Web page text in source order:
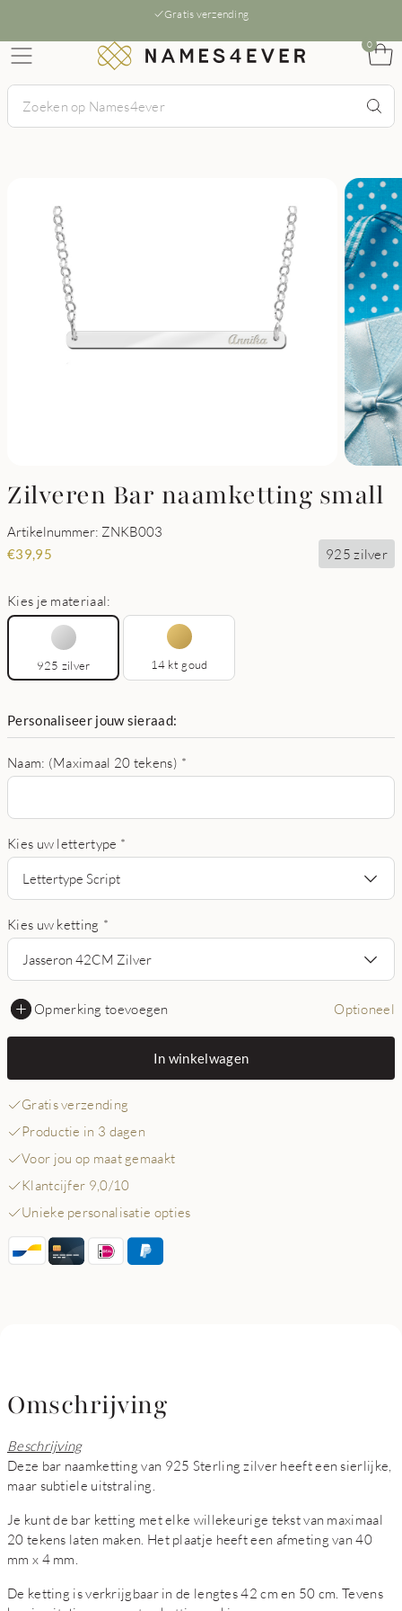
Gratis verzending
0
Zilveren Bar naamketting small
Artikelnummer: ZNKB003
€39,95 925 zilver
Kies je materiaal:
925 zilver 14 kt goud
Personaliseer jouw sieraad:
Naam: (Maximaal 20 tekens) *
Kies uw lettertype *
Lettertype Script
Kies uw ketting *
Jasseron 42CM Zilver
Opmerking toevoegen Optioneel
In winkelwagen
Gratis verzending
Productie in 3 dagen
Voor jou op maat gemaakt
Klantcijfer 9,0/10
Unieke personalisatie opties
Omschrijving
Beschrijving
Deze bar naamketting van 925 Sterling zilver heeft een sierlijke,
maar subtiele uitstraling.
Je kunt de bar ketting met elke willekeurige tekst van maximaal
20 tekens laten maken. Het plaatje heeft een afmeting van 40
mm x 4 mm.
De ketting is verkrijgbaar in de lengtes 42 cm en 50 cm. Tevens